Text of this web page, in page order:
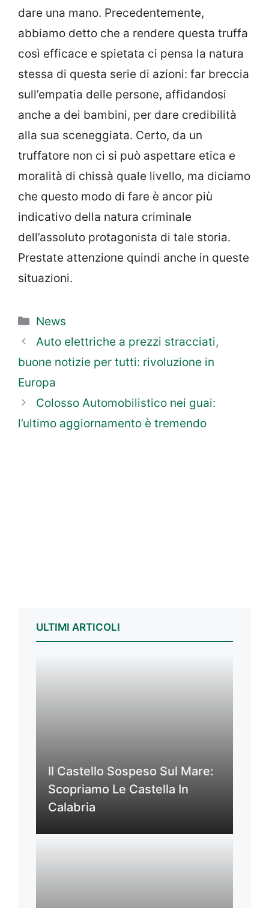
dare una mano. Precedentemente,
abbiamo detto che a rendere questa truffa
così efficace e spietata ci pensa la natura
stessa di questa serie di azioni: far breccia
sull’empatia delle persone, affidandosi
anche a dei bambini, per dare credibilità
alla sua sceneggiata. Certo, da un
truffatore non ci si può aspettare etica e
moralità di chissà quale livello, ma diciamo
che questo modo di fare è ancor più
indicativo della natura criminale
dell’assoluto protagonista di tale storia.
Prestate attenzione quindi anche in queste
situazioni.
Categorie
News
Auto elettriche a prezzi stracciati,
buone notizie per tutti: rivoluzione in
Europa
Colosso Automobilistico nei guai:
l’ultimo aggiornamento è tremendo
ULTIMI ARTICOLI
Il Castello Sospeso Sul Mare:
Scopriamo Le Castella In
Calabria